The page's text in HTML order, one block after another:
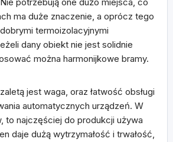
ma duże znaczenie, a oprócz tego
termoizolacyjnymi
dany obiekt nie jest solidnie
można harmonijkowe bramy.
jest waga, oraz łatwość obsługi
automatycznych urządzeń. W
to najczęściej do produkcji używa
daje dużą wytrzymałość i trwałość,